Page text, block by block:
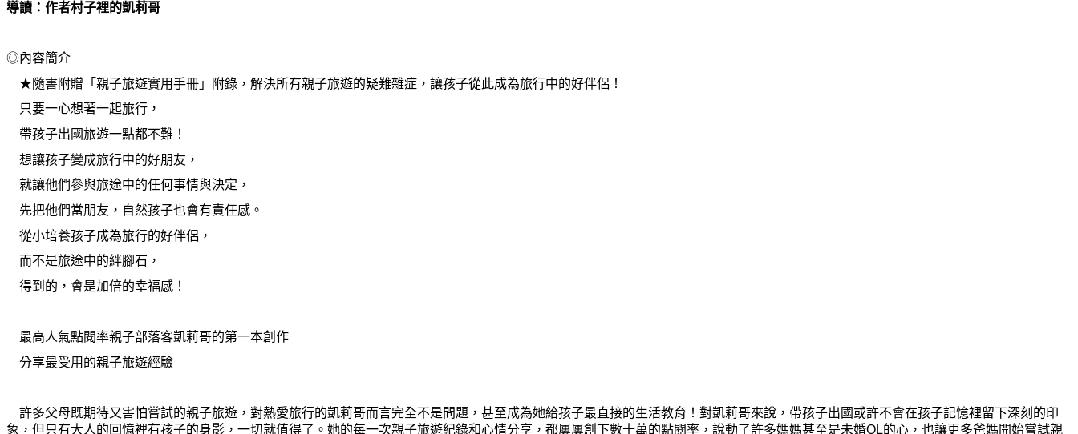
導讀：作者村子裡的凱莉哥
◎內容簡介
★隨書附贈「親子旅遊實用手冊」附錄，解決所有親子旅遊的疑難雜症，讓孩子從此成為旅行中的好伴侶！
只要一心想著一起旅行，
帶孩子出國旅遊一點都不難！
想讓孩子變成旅行中的好朋友，
就讓他們參與旅途中的任何事情與決定，
先把他們當朋友，自然孩子也會有責任感。
從小培養孩子成為旅行的好伴侶，
而不是旅途中的絆腳石，
得到的，會是加倍的幸福感！
最高人氣點閱率親子部落客凱莉哥的第一本創作
分享最受用的親子旅遊經驗
許多父母既期待又害怕嘗試的親子旅遊，對熱愛旅行的凱莉哥而言完全不是問題，甚至成為她給孩子最直接的生活教育！對凱莉哥來說，帶孩子出國或許不會在孩子記憶裡留下深刻的印
象，但只有大人的回憶裡有孩子的身影，一切就值得了。 她的每一次親子旅遊紀錄和心情分享，都屢屢創下數十萬的點閱率，說動了許多媽媽甚至是未婚OL的心，也讓更多爸媽開始嘗試親